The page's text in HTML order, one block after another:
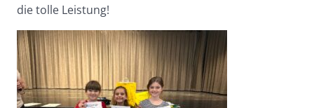
die tolle Leistung!